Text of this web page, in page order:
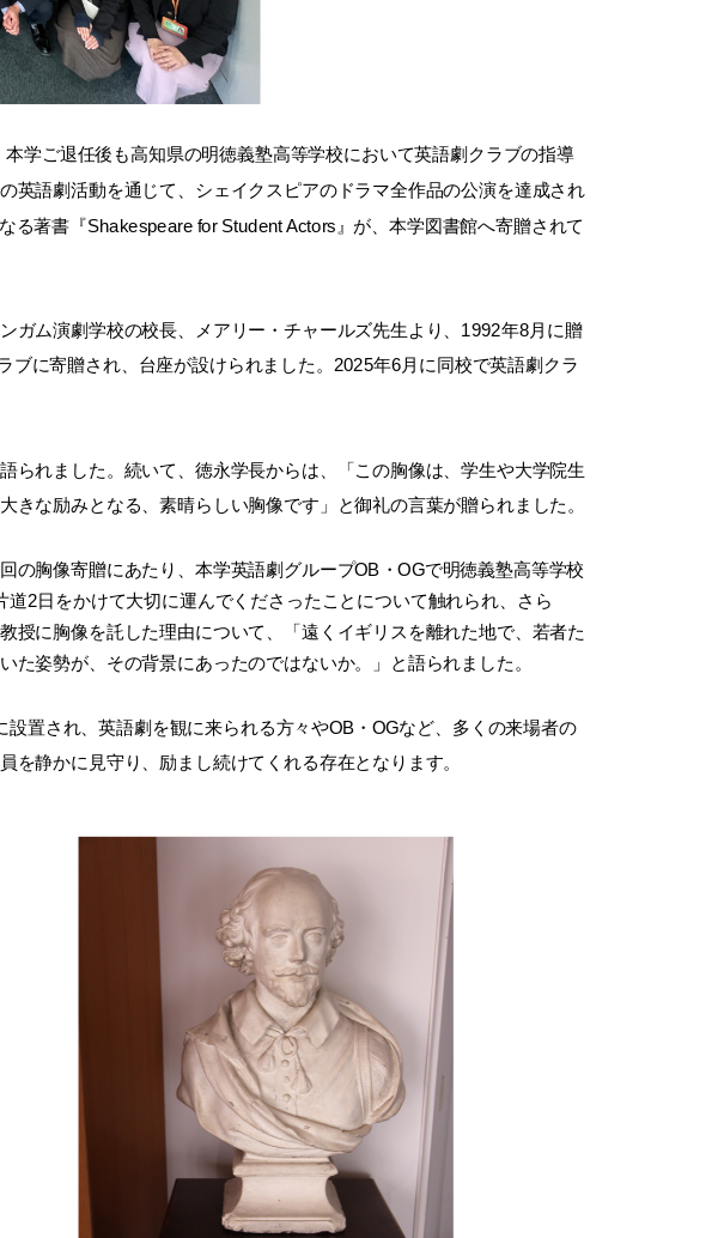
学ご退任後も高知県の明徳義塾高等学校において英語劇クラブの指導
英語劇活動を通じて、シェイクスピアのドラマ全作品の公演を達成され
著書『Shakespeare for Student Actors』が、本学図書館へ寄贈されて
ム演劇学校の校長、メアリー・チャールズ先生より、1992年8月に贈
に寄贈され、台座が設けられました。2025年6月に同校で英語劇クラ
れました。続いて、徳永学長からは、「この胸像は、学生や大学院生
な励みとなる、素晴らしい胸像です」と御礼の言葉が贈られました。
の胸像寄贈にあたり、本学英語劇グループOB・OGで明徳義塾高等学校
道2日をかけて大切に運んでくださったことについて触れられ、
さら
授に胸像を託した理由について、「遠くイギリスを離れた地で、 若者た
た姿勢が、 その背景にあったのではないか。」と語られました。
置され、英語劇を観に来られる方々やOB・OGなど、多くの来場者の
静かに見守り、励まし続けてくれる存在となります。